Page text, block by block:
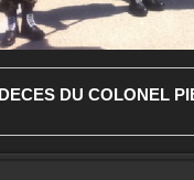
DECES DU COLONEL